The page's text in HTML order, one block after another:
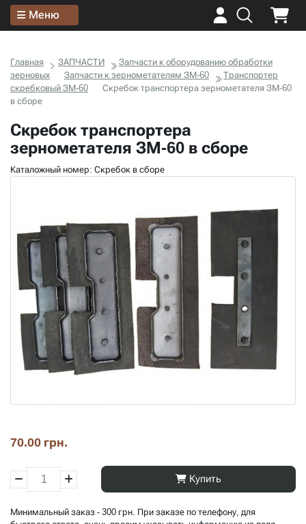
Меню
Главная ЗАПЧАСТИ
Запчасти к оборудованию обработки
зерновых
Запчасти к зернометателям ЗМ-60
Транспортер
скребковый ЗМ-60
Скребок транспортера зернометателя ЗМ-60
в сборе
Скребок транспортера
зернометателя ЗМ-60 в сборе
Каталожный номер: Скребок в сборе
70.00 грн.
Купить
Минимальный заказ - 300 грн. При заказе по телефону, для